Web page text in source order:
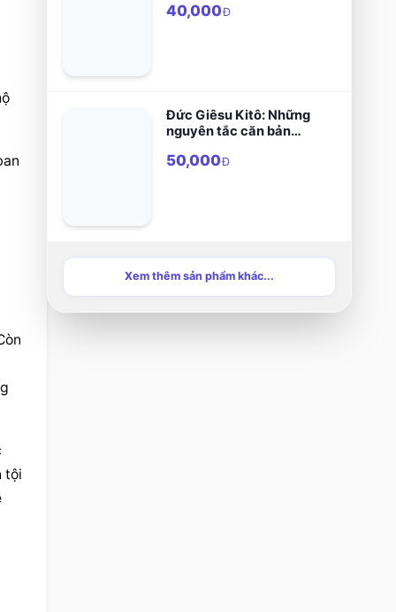
tội
40,000Đ
Đức Giêsu Kitô: Những
nguyên tắc căn bản
50,000Đ
Xem thêm sản phẩm khác...